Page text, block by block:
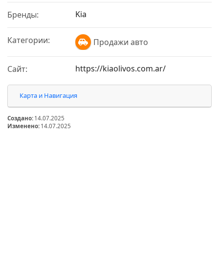
Бренды: Kia
Категории: Продажи авто
Сайт: https://kiaolivos.com.ar/
Карта и Навигация
Создано:14.07.2025
Изменено:14.07.2025